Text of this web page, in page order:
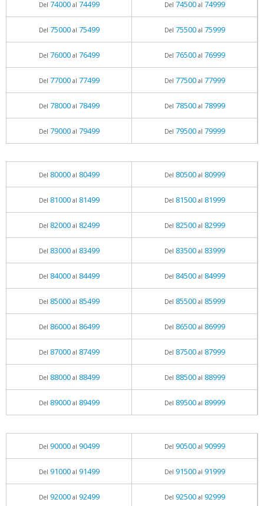
Del 74000al 74499 Del 74500al 74999
Del 75000al 75499 Del 75500al 75999
Del 76000al 76499 Del 76500al 76999
Del 77000al 77499 Del 77500al 77999
Del 78000al 78499 Del 78500al 78999
Del 79000al 79499 Del 79500al 79999
Del 80000al 80499 Del 80500al 80999
Del 81000al 81499 Del 81500al 81999
Del 82000al 82499 Del 82500al 82999
Del 83000al 83499 Del 83500al 83999
Del 84000al 84499 Del 84500al 84999
Del 85000al 85499 Del 85500al 85999
Del 86000al 86499 Del 86500al 86999
Del 87000al 87499 Del 87500al 87999
Del 88000al 88499 Del 88500al 88999
Del 89000al 89499 Del 89500al 89999
Del 90000al 90499 Del 90500al 90999
Del 91000al 91499 Del 91500al 91999
Del 92000al 92499 Del 92500al 92999